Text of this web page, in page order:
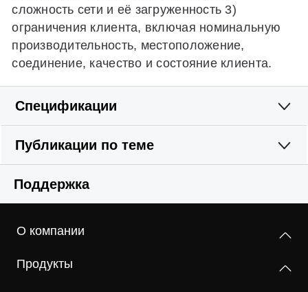
сложность сети и её загруженность 3)
ограничения клиента, включая номинальную
производительность, местоположение,
соединение, качество и состояние клиента.
Спецификации
Wi-Fi
IEEE 802.11n, IEEE 802.11g, IEEE 802.11b
Диапазон частот (приём и передача)
Динамический IP-адрес/статический IP-
Аппаратные
135,77 x 93,31 x 25,85 мм
Прочее
Сертификация
Публикации по теме
Поддержка
О компании
Продукты